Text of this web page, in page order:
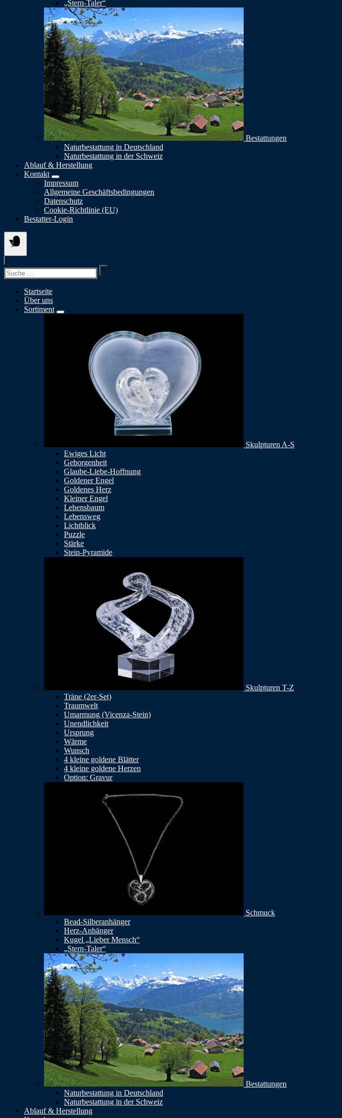
„Stern-Taler“
Bestattungen
Naturbestattung in Deutschland
Naturbestattung in der Schweiz
Ablauf & Herstellung
Kontakt
Impressum
Allgemeine Geschäftsbedingungen
Datenschutz
Cookie-Richtlinie (EU)
Bestatter-Login
Suchen
nach:
Startseite
Über uns
Sortiment
Skulpturen A-S
Ewiges Licht
Geborgenheit
Glaube-Liebe-Hoffnung
Goldener Engel
Goldenes Herz
Kleiner Engel
Lebensbaum
Lebensweg
Lichtblick
Puzzle
Stärke
Stein-Pyramide
Skulpturen T-Z
Träne (2er-Set)
Traumwelt
Umarmung (Vicenza-Stein)
Unendlichkeit
Ursprung
Wärme
Wunsch
4 kleine goldene Blätter
4 kleine goldene Herzen
Option: Gravur
Schmuck
Bead-Silberanhänger
Herz-Anhänger
Kugel „Lieber Mensch“
„Stern-Taler“
Bestattungen
Naturbestattung in Deutschland
Naturbestattung in der Schweiz
Ablauf & Herstellung